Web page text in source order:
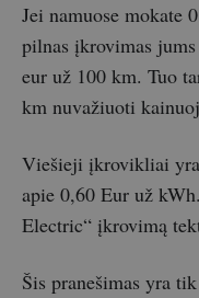
Jei namuose mokate
pilnas įkrovimas
eur už 100 km. Tuo
km nuvažiuoti
Viešieji įkrovikliai
apie 0,60 Eur už
Electric“ įkrovimą
Šis pranešimas yra